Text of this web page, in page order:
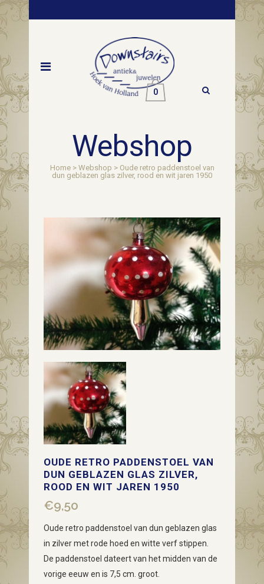
0
Webshop
Home> Webshop > Oude retro paddenstoel van
dun geblazen glas zilver, rood en wit jaren 1950
OUDE RETRO PADDENSTOEL VAN
DUN GEBLAZEN GLAS ZILVER,
ROOD EN WIT JAREN 1950
€9,50
Oude retro paddenstoel van dun geblazen glas
in zilver met rode hoed en witte verf stippen.
De paddenstoel dateert van het midden van de
vorige eeuw en is 7,5 cm. groot.